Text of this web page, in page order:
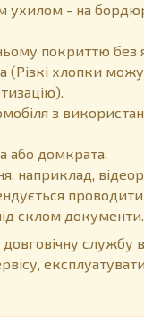
ухилом - на
покриттю без
(Різкі хлопки
з
або домкрата.
наприклад,
склом документи.
службу